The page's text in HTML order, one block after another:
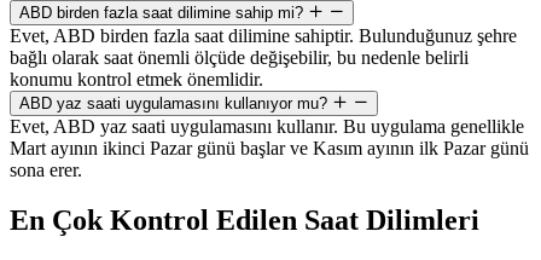
ABD birden fazla saat dilimine sahip mi?
Evet, ABD birden fazla saat dilimine sahiptir. Bulunduğunuz şehre
bağlı olarak saat önemli ölçüde değişebilir, bu nedenle belirli
konumu kontrol etmek önemlidir.
ABD yaz saati uygulamasını kullanıyor mu?
Evet, ABD yaz saati uygulamasını kullanır. Bu uygulama genellikle
Mart ayının ikinci Pazar günü başlar ve Kasım ayının ilk Pazar günü
sona erer.
En Çok Kontrol Edilen Saat Dilimleri